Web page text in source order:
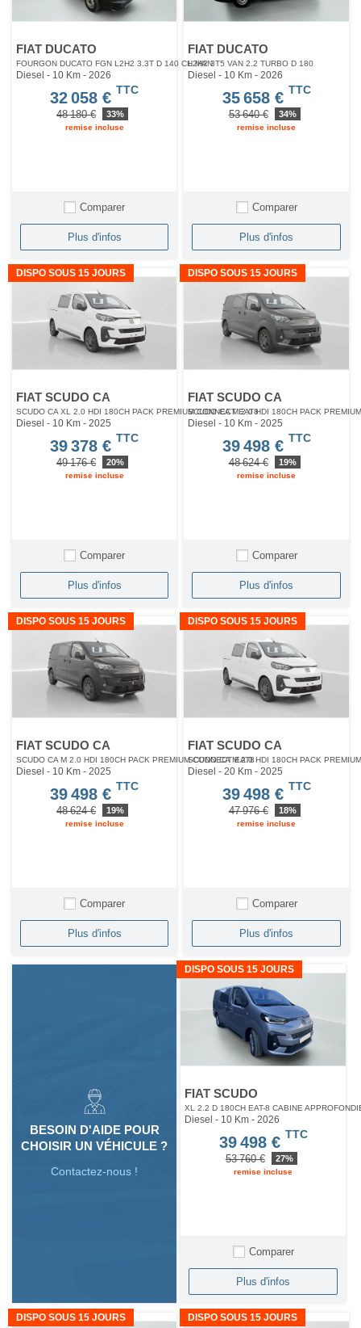
FIAT DUCATO
FOURGON DUCATO FGN L2H2 3.3T D 140 CH MAN
Diesel - 10 Km - 2026
32 058 € TTC
48 180 € 33%
remise incluse
Comparer
Plus d'infos
FIAT DUCATO
L2H2 3T5 VAN 2.2 TURBO D 180
Diesel - 10 Km- 2026
35 658 € TTC
53 640 € 34%
remise incluse
Comparer
Plus d'infos
DISPO SOUS 15 JOURS
FIAT SCUDO CA
SCUDO CA XL 2.0 HDI 180CH PACK PREMIUM CONNECT EAT8
Diesel - 10 Km - 2025
39 378 € TTC
49 176 € 20%
remise incluse
Comparer
Plus d'infos
DISPO SOUS 15 JOURS
FIAT SCUDO CA
SCUDO CA M 2.0 HDI 180CH PACK
Diesel - 10 Km- 2025
39 498 € TTC
48 624 € 19%
remise incluse
Comparer
Plus d'infos
DISPO SOUS 15 JOURS
FIAT SCUDO CA
SCUDO CA M 2.0 HDI 180CH PACK PREMIUM CONNECT EAT8
Diesel - 10 Km - 2025
39 498 € TTC
48 624 € 19%
remise incluse
Comparer
Plus d'infos
DISPO SOUS 15 JOURS
FIAT SCUDO CA
SCUDO CA M 2.0 HDI 180CH PACK
Diesel - 20 Km- 2025
39 498 € TTC
47 976 € 18%
remise incluse
Comparer
Plus d'infos
BESOIN D'AIDE POUR
CHOISIR UN VÉHICULE ?
Contactez-nous !
DISPO SOUS 15 JOURS
FIAT SCUDO
XL 2.2 D 180CH EAT-8 CABINE
Diesel - 10 Km- 2026
39 498 € TTC
53 760 € 27%
remise incluse
Comparer
Plus d'infos
DISPO SOUS 15 JOURS DISPO SOUS 15 JOURS